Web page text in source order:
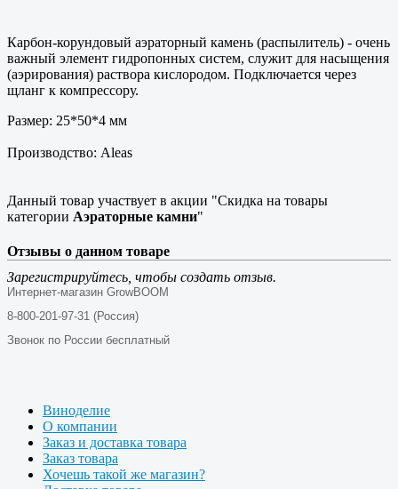
Карбон-корундовый аэраторный камень (распылитель) - очень
важный элемент гидропонных систем, служит для насыщения
(аэрирования) раствора кислородом. Подключается через
щланг к компрессору.
Размер: 25*50*4 мм
Производство: Aleas
Данный товар участвует в акции "Скидка на товары
категории Аэраторные камни"
Отзывы о данном товаре
Зарегистрируйтесь, чтобы создать отзыв.
Интернет-магазин GrowBOOM
8-800-201-97-31 (Россия)
Звонок по России бесплатный
Виноделие
О компании
Заказ и доставка товара
Заказ товара
Хочешь такой же магазин?